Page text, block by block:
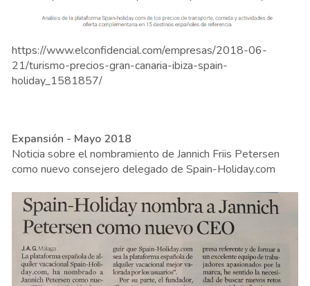
https://www.elconfidencial.com/empresas/2018-06-
21/turismo-precios-gran-canaria-ibiza-spain-
holiday_1581857/
Expansión - Mayo 2018
Noticia sobre el nombramiento de Jannich Friis Petersen
como nuevo consejero delegado de Spain-Holiday.com